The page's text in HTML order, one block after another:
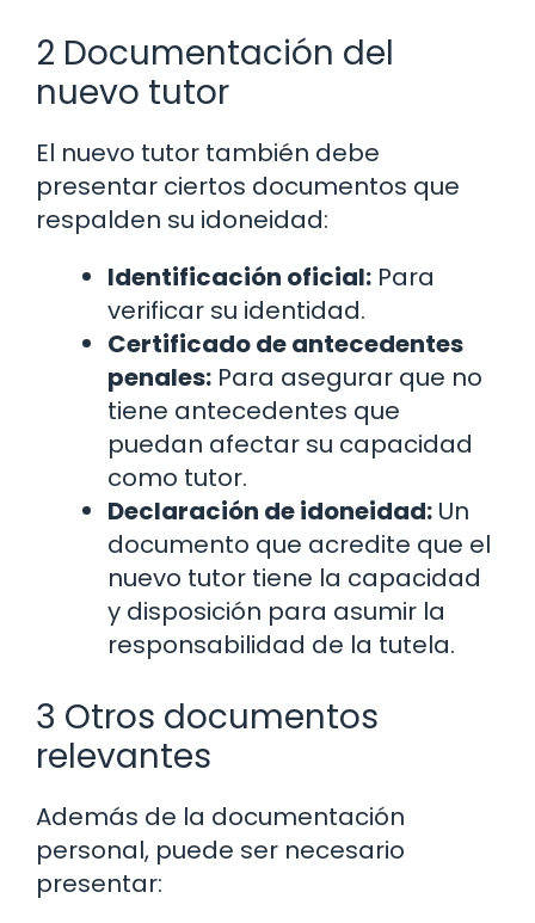
2 Documentación del
nuevo tutor
El nuevo tutor también debe
presentar ciertos documentos que
respalden su idoneidad:
Identificación oficial: Para
verificar su identidad.
Certificado de antecedentes
penales: Para asegurar que no
tiene antecedentes que
puedan afectar su capacidad
como tutor.
Declaración de idoneidad: Un
documento que acredite que el
nuevo tutor tiene la capacidad
y disposición para asumir la
responsabilidad de la tutela.
3 Otros documentos
relevantes
Además de la documentación
personal, puede ser necesario
presentar: